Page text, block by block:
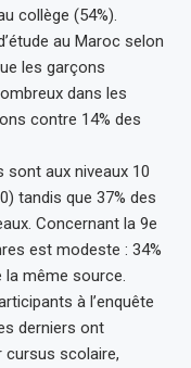
collège (54%).
au Maroc selon
les garçons
dans les
contre 14% des
sont aux niveaux 10
tandis que 37% des
Concernant la 9e
est modeste : 34%
la même source.
à l’enquête
derniers ont
cursus scolaire,